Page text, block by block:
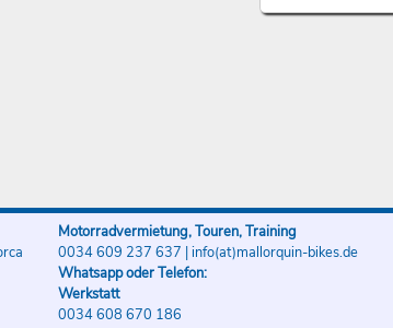
Motorradvermietung, Touren, Training
0034 609 237 637 |info(at)mallorquin-bikes.de
Whatsapp oder Telefon:
Werkstatt
0034 608 670 186